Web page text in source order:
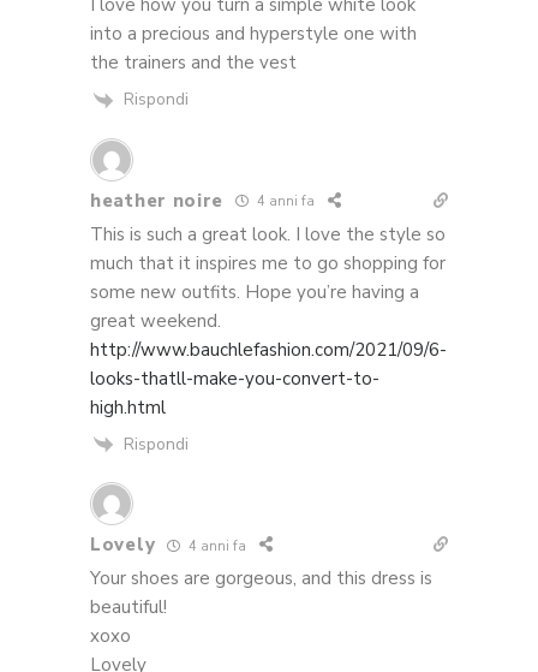
I love how you turn a simple white look
into a precious and hyperstyle one with
the trainers and the vest
Rispondi
heather noire 4 anni fa
This is such a great look. I love the style so
much that it inspires me to go shopping for
some new outfits. Hope you’re having a
great weekend.
http://www.bauchlefashion.com/2021/09/6-
looks-thatll-make-you-convert-to-
high.html
Rispondi
Lovely 4 anni fa
Your shoes are gorgeous, and this dress is
beautiful!
xoxo
Lovely